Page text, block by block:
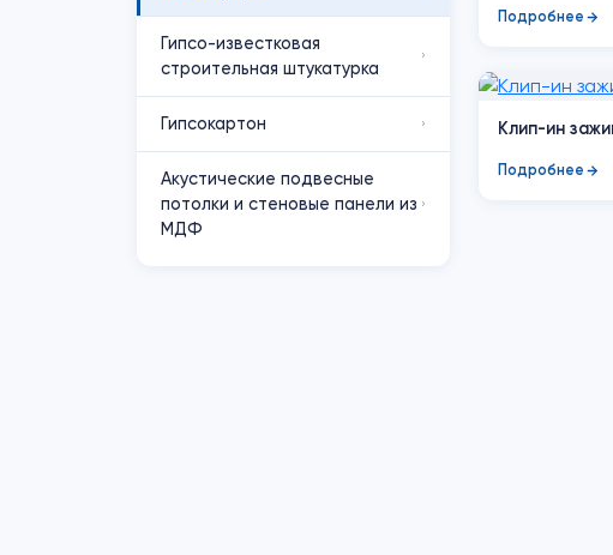
Гипсо-известковая
строительная штукатурка
›
Гипсокартон ›
Акустические подвесные
потолки и стеновые панели из
МДФ
›
Подробнее
Клип-ин
Подробнее